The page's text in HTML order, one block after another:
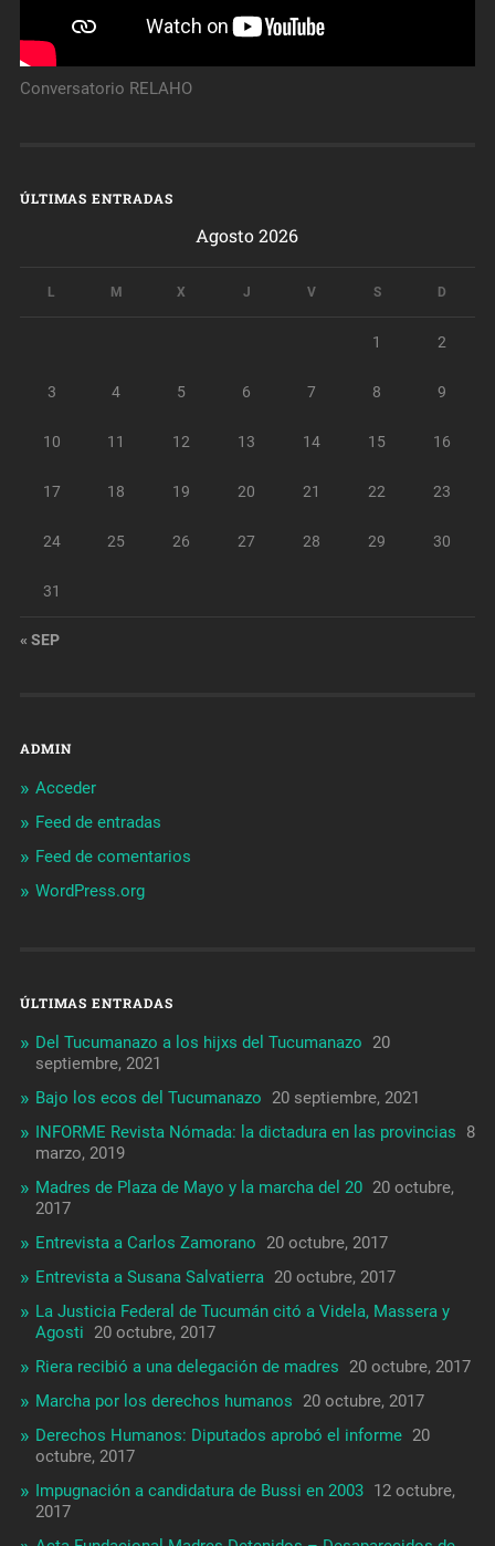
Conversatorio RELAHO
ÚLTIMAS ENTRADAS
Agosto 2026
L M X J V S D
1 2
3 4 5 6 7 8 9
10 11 12 13 14 15 16
17 18 19 20 21 22 23
24 25 26 27 28 29 30
31
« SEP
ADMIN
Acceder
Feed de entradas
Feed de comentarios
WordPress.org
ÚLTIMAS ENTRADAS
Del Tucumanazo a los hijxs del Tucumanazo
20
septiembre, 2021
Bajo los ecos del Tucumanazo
20 septiembre, 2021
INFORME Revista Nómada: la dictadura en las provincias
8
marzo, 2019
Madres de Plaza de Mayo y la marcha del 20 20 octubre,
2017
Entrevista a Carlos Zamorano
20 octubre, 2017
Entrevista a Susana Salvatierra 20 octubre, 2017
La Justicia Federal de Tucumán citó a Videla, Massera y
Agosti
20 octubre, 2017
Riera recibió a una delegación de madres
20 octubre, 2017
Marcha por los derechos humanos
20 octubre, 2017
Derechos Humanos: Diputados aprobó el informe 20
octubre, 2017
Impugnación a candidatura de Bussi en 2003 12 octubre,
2017